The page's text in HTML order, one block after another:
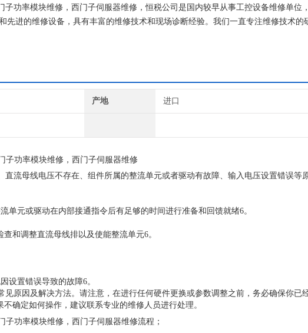
子功率模块维修，西门子伺服器维修，恒税公司是国内较早从事工控设备维修单位
先进的维修设备，具有丰富的维修技术和现场诊断经验。我们一直专注维修技术的
产地 进口
子功率模块维修，西门子伺服器维修
直流母线电压不存在、组件所属的整流单元或者驱动有故障、输入电压设置错误等
单元或驱动在内部接通指令后有足够的时间进行准备和回馈就绪6。
和调整直流母线排以及使能整流单元6。
设置错误导致的故障6。
见原因及解决方法。请注意，在进行任何硬件更换或参数调整之前，务必确保你已
确定如何操作，建议联系专业的维修人员进行处理。
子功率模块维修，西门子伺服器维修流程；